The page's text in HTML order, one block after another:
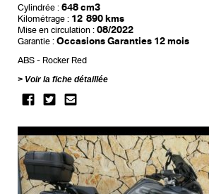
Cylindrée : 648 cm3
Kilométrage : 12 890 kms
Mise en circulation : 08/2022
Garantie : Occasions Garanties 12 mois
ABS
Rocker Red
Voir la fiche détaillée